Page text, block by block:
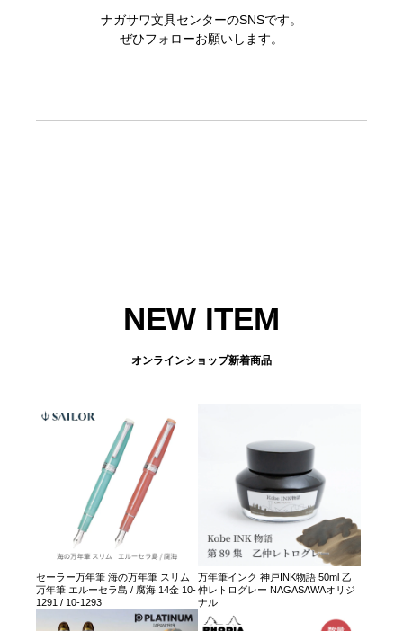
ナガサワ文具センターのSNSです。
ぜひフォローお願いします。
NEW ITEM
オンラインショップ新着商品
セーラー万年筆 海の万年筆 スリム
万年筆 エルーセラ島 / 腐海 14金 10-
1291 / 10-1293
万年筆インク 神戸INK物語 50ml 乙
仲レトログレー NAGASAWAオリジ
ナル